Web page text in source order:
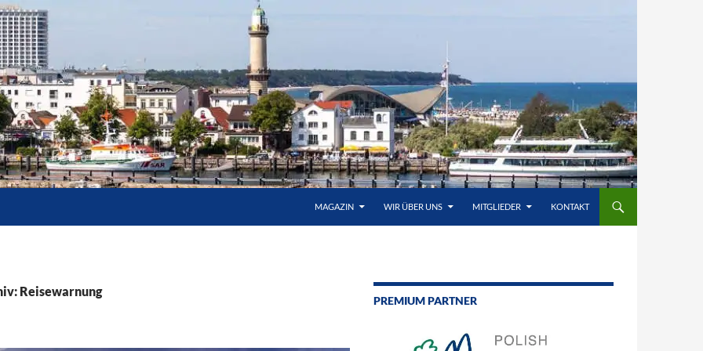
MAGAZIN WIR ÜBER UNS MITGLIEDER KONTAKT
Reisewarnung
PREMIUM PARTNER